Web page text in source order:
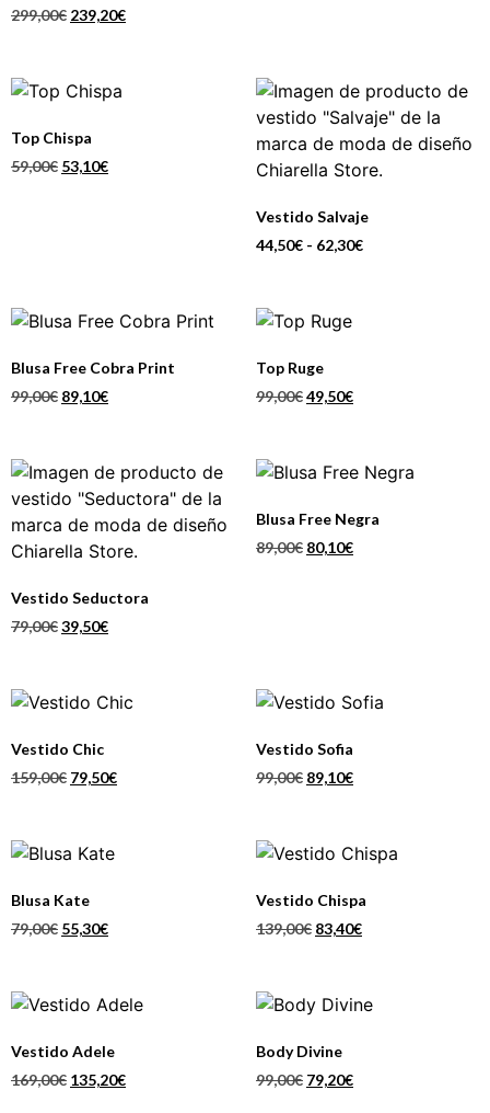
299,00€ 239,20€
Top Chispa
59,00€ 53,10€
Vestido Salvaje
44,50€ - 62,30€
Blusa Free Cobra Print
99,00€ 89,10€
Top Ruge
99,00€49,50€
Vestido Seductora
79,00€39,50€
Blusa Free Negra
89,00€ 80,10€
Vestido Chic
159,00€ 79,50€
Vestido Sofia
99,00€ 89,10€
Blusa Kate
79,00€ 55,30€
Vestido Chispa
139,00€ 83,40€
Vestido Adele
169,00€ 135,20€
Body Divine
99,00€ 79,20€